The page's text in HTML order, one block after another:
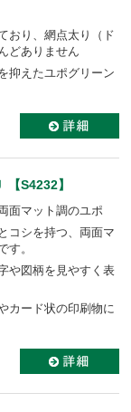
おり、網点太り（ド
どありません
抑えたユポグリーン
【S4232】
面マット調のユポ
コシを持つ、両面マ
す。
や図柄を見やすく表
カード状の印刷物に